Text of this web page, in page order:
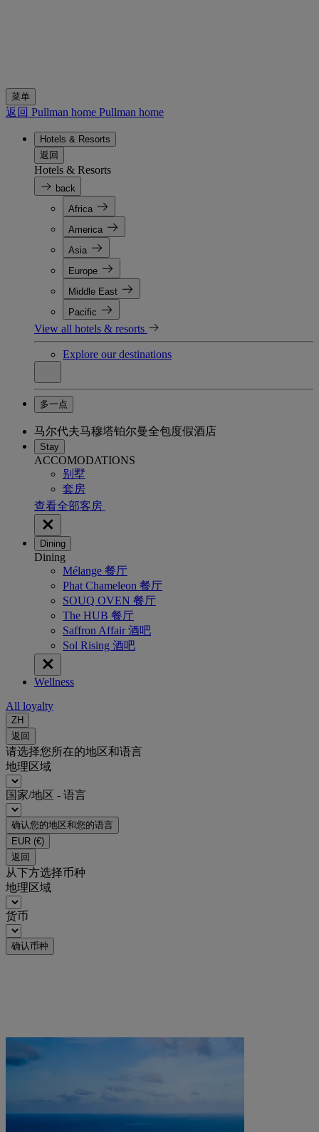
菜单
返回 Pullman home Pullman home
Hotels & Resorts
返回
Hotels & Resorts
back
Africa
America
Asia
Europe
Middle East
Pacific
View all hotels & resorts
Explore our destinations
多一点
马尔代夫马穆塔铂尔曼全包度假酒店
Stay
ACCOMODATIONS
别墅
套房
查看全部客房
Dining
Dining
Mélange 餐厅
Phat Chameleon 餐厅
SOUQ OVEN 餐厅
The HUB 餐厅
Saffron Affair 酒吧
Sol Rising 酒吧
Wellness
All loyalty
ZH
返回
请选择您所在的地区和语言
地理区域
国家/地区 - 语言
确认您的地区和您的语言
EUR (€)
返回
从下方选择币种
地理区域
货币
确认币种